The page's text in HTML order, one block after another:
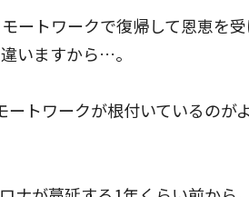
ートワークで復帰して恩恵を
いますから…。
ートワークが根付いているの